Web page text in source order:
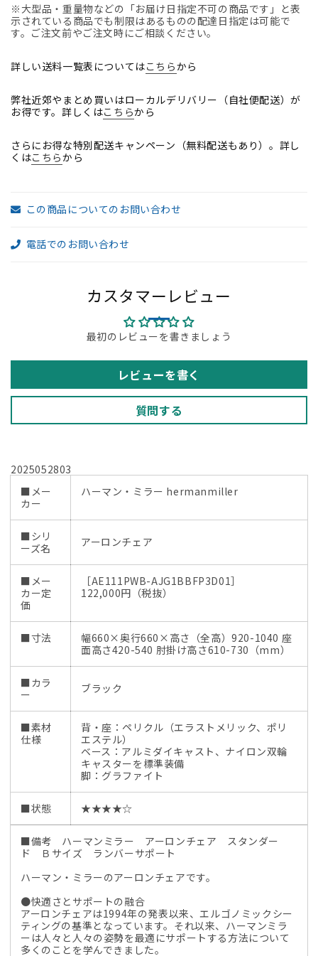
タ
ン
ー
Ｂ
サ
ズ
ラ
ー
ポ
2025052803【中
ス
具】
量
を
減
す
タ
ン
ー
Ｂ
サ
ズ
ポ
ト
2025052803【中
オ
ス
具】
量
を
す
※大型品・重量物などの「お届け日指定不可の商品です」と表
示されている商品でも制限はあるものの配達日指定は可能で
す。ご注文前やご注文時にご相談ください。
詳しい送料一覧表についてはこちらから
弊社近郊やまとめ買いはローカルデリバリー（自社便配送）が
お得です。詳しくはこちらから
さらにお得な特別配送キャンペーン（無料配送もあり）。詳し
くはこちらから
この商品についてのお問い合わせ
電話でのお問い合わせ
カスタマーレビュー
最初のレビューを書きましょう
レビューを書く
質問する
2025052803
■メー
カー
ハーマン・ミラー hermanmiller
■シリ
ーズ名
アーロンチェア
■メー
カー定
価
［AE111PWB-AJG1BBFP3D01］
122,000円（税抜）
■寸法
幅660×奥行660×高さ（全高）920-1040 座
面高さ420-540 肘掛け高さ610-730（mm）
■カラ
ー
ブラック
■素材
仕様
背・座：ペリクル（エラストメリック、ポリ
エステル）
ベース：アルミダイキャスト、ナイロン双輪
キャスターを標準装備
脚：グラファイト
■状態 ★★★★☆
■備考 ハーマンミラー アーロンチェア スタンダー
ド Ｂサイズ ランバーサポート
ハーマン・ミラーのアーロンチェアです。
●快適さとサポートの融合
アーロンチェアは1994年の発表以来、エルゴノミックシー
ティングの基準となっています。それ以来、ハーマンミラ
ーは人々と人々の姿勢を最適にサポートする方法について
多くのことを学んできました。